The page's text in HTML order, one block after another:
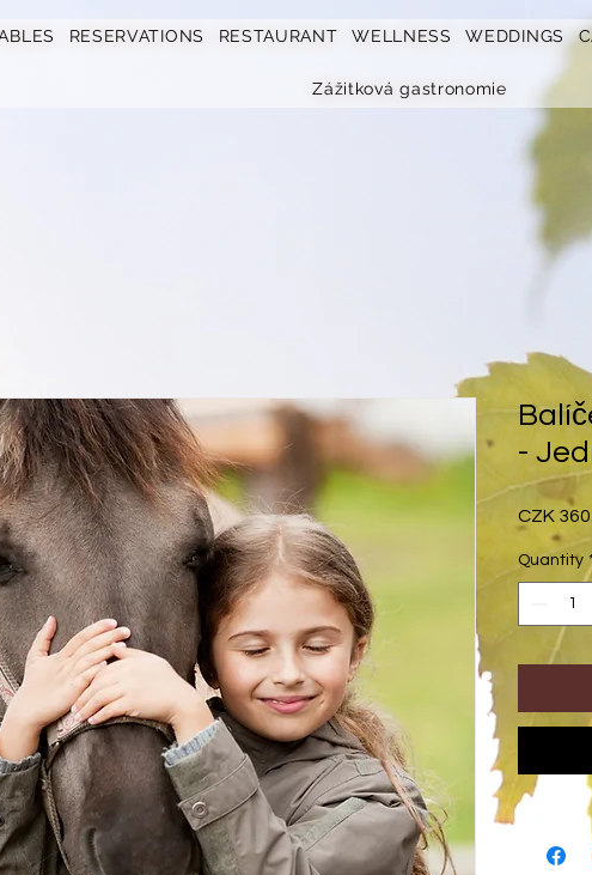
RESERVATIONS RESTAURANT WELLNESS WEDDINGS
Zážitková gastronomie
-
CZK
Quantity